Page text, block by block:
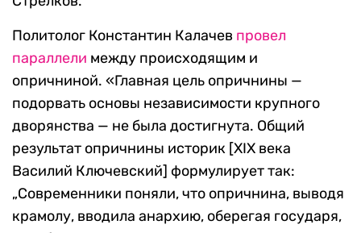
Политолог Константин Калачев провел
параллели между происходящим и
опричниной. «Главная цель опричнины —
подорвать основы независимости крупного
дворянства — не была достигнута. Общий
результат опричнины историк [XIX века
Василий Ключевский] формулирует так:
„Современники поняли, что опричнина, выводя
крамолу, вводила анархию, оберегая государя,